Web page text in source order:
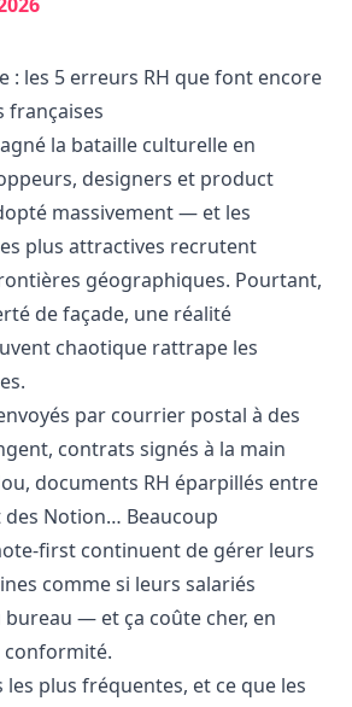
: les 5 erreurs RH que font encore
françaises
la bataille culturelle en
designers et product
massivement — et les
plus attractives recrutent
géographiques. Pourtant,
de façade, une réalité
chaotique rattrape les
par courrier postal à des
contrats signés à la main
documents RH éparpillés entre
des Notion… Beaucoup
first continuent de gérer leurs
comme si leurs salariés
— et ça coûte cher, en
conformité.
les plus fréquentes, et ce que les